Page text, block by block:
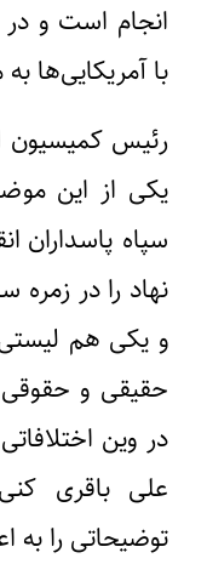
انجام است و
با آمریکایی‌ها
رئیس کمیسیون
یکی از این
سپاه پاسداران
نهاد را در زمره
و یکی هم
حقیقی و
در وین
علی باقری
توضیحاتی را به